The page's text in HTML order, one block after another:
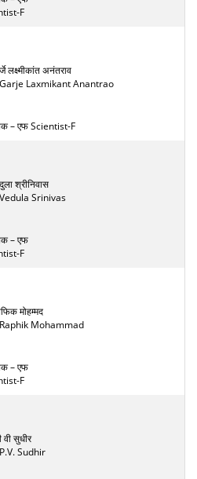
F
लक्ष्मीकांत अनंतराव
Laxmikant Anantrao
– एफ Scientist-F
श्रीनिवास
Srinivas
– एफ
F
मोहम्‍मद
Mohammad
– एफ
F
वी सुधीर
Sudhir